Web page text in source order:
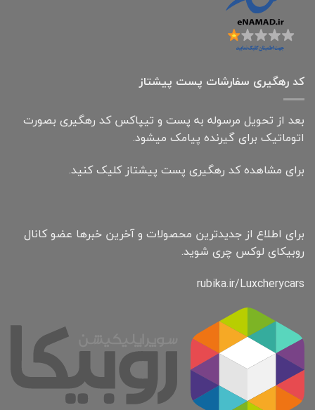
کد رهگیری سفارشات پست پیشتاز
بعد از تحویل مرسوله به پست و تیپاکس کد رهگیری بصورت
اتوماتیک برای گیرنده پیامک میشود.
برای مشاهده کد رهگیری پست پیشتاز کلیک کنید.
برای اطلاع از جدیدترین محصولات و آخرین خبرها عضو کانال
روبیکای لوکس چری شوید.
rubika.ir/Luxcherycars